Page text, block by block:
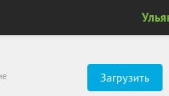
Загрузить